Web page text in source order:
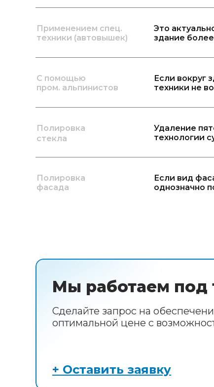
Применением спец.
техники (автовышек)
Это
здание
С помощью
пром. альпинистов
Если вокруг
техники не
Полировка
фасада
Если вид
однозначно
Полировка
стекла
Удаление
технологии
Мы работаем под
Сделайте запрос на
оптимальной цене с
+ Оставить заявку